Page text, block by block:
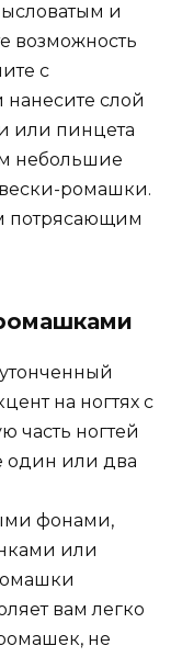
и
возможность
с
нанесите слой
или пинцета
небольшие
ромашки.
потрясающим
на ногтях с
часть ногтей
один или два
фонами,
или
вам легко
не